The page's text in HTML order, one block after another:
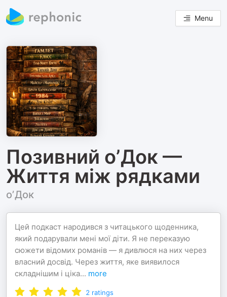
Menu
Позивний оʼДок —
Життя між рядками
оʼДок
Цей подкаст народився з читацького щоденника,
який подарували мені мої діти. Я не переказую
сюжети відомих романів — я дивлюся на них через
власний досвід. Через життя, яке виявилося
складнішим і ціка... more
2 ratings